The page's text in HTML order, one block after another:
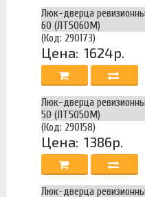
Люк-дверца
60 (ЛТ5060М)
(Код: 290173)
Цена: 1624р.
Люк-дверца
50 (ЛТ5050М)
(Код: 290158)
Цена: 1386р.
Люк-дверца